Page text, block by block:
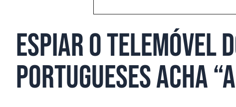
Espiar o telemóvel
portugueses acha